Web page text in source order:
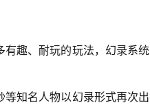
趣、耐玩的玩法，幻录系统
知名人物以幻录形式再次出